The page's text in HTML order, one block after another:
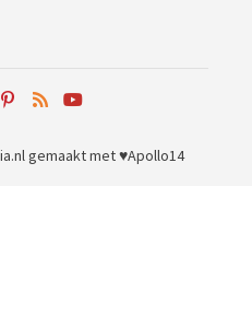
gemaakt met ♥Apollo14